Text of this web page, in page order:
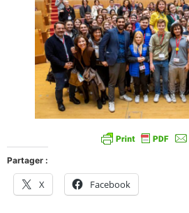
Partager :
X Facebook